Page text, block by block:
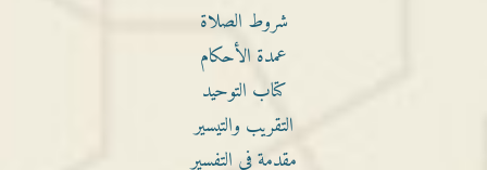
شروط الصلاة
عمدة الأحكام
كتاب التوحيد
التقريب والتيسير
مقدمة في التفسير